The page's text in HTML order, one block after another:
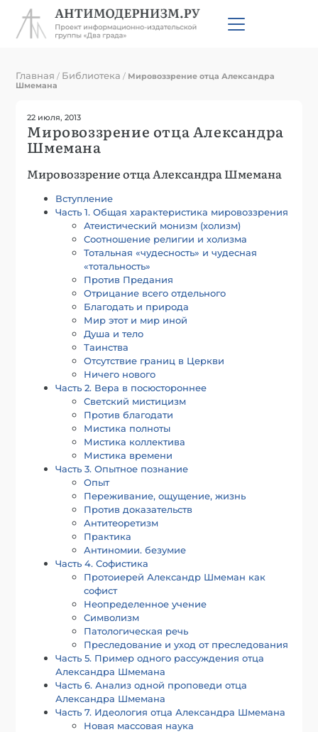
Главная / Библиотека / Мировоззрение отца Александра
Шмемана
22 июля, 2013
Мировоззрение отца Александра
Шмемана
Мировоззрение отца Александра Шмемана
Вступление
Часть 1. Общая характеристика мировоззрения
Атеистический монизм (холизм)
Соотношение религии и холизма
Тотальная «чудесность» и чудесная
«тотальность»
Против Предания
Отрицание всего отдельного
Благодать и природа
Мир этот и мир иной
Душа и тело
Таинства
Отсутствие границ в Церкви
Ничего нового
Часть 2. Вера в посюстороннее
Светский мистицизм
Против благодати
Мистика полноты
Мистика коллектива
Мистика времени
Часть 3. Опытное познание
Опыт
Переживание, ощущение, жизнь
Против доказательств
Антитеоретизм
Практика
Антиномии. безумие
Часть 4. Софистика
Протоиерей Александр Шмеман как
софист
Неопределенное учение
Символизм
Патологическая речь
Преследование и уход от преследования
Часть 5. Пример одного рассуждения отца
Александра Шмемана
Часть 6. Анализ одной проповеди отца
Александра Шмемана
Часть 7. Идеология отца Александра Шмемана
Новая массовая наука